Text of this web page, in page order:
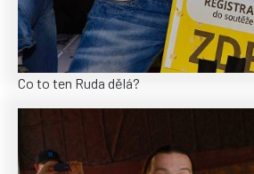
Co to ten Ruda dělá?